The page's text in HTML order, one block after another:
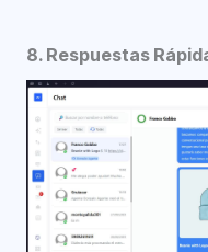
8. Respuestas